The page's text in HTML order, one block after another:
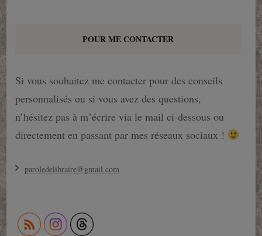
POUR ME CONTACTER
Si vous souhaitez me contacter pour des conseils
personnalisés ou si vous avez des questions,
n’hésitez pas à m’écrire via le mail ci-dessous ou
directement en passant par mes réseaux sociaux !
paroledelibraire@gmail.com